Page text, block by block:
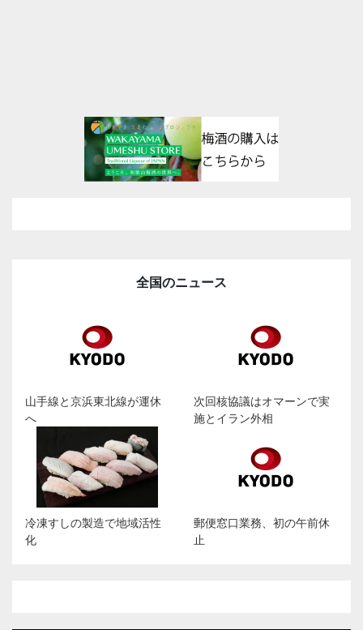
全国のニュース
山手線と京浜東北線が運休
へ
次回核協議はオマーンで実
施とイラン外相
冷凍すしの製造で地域活性
化
郵便窓口業務、初の午前休
止